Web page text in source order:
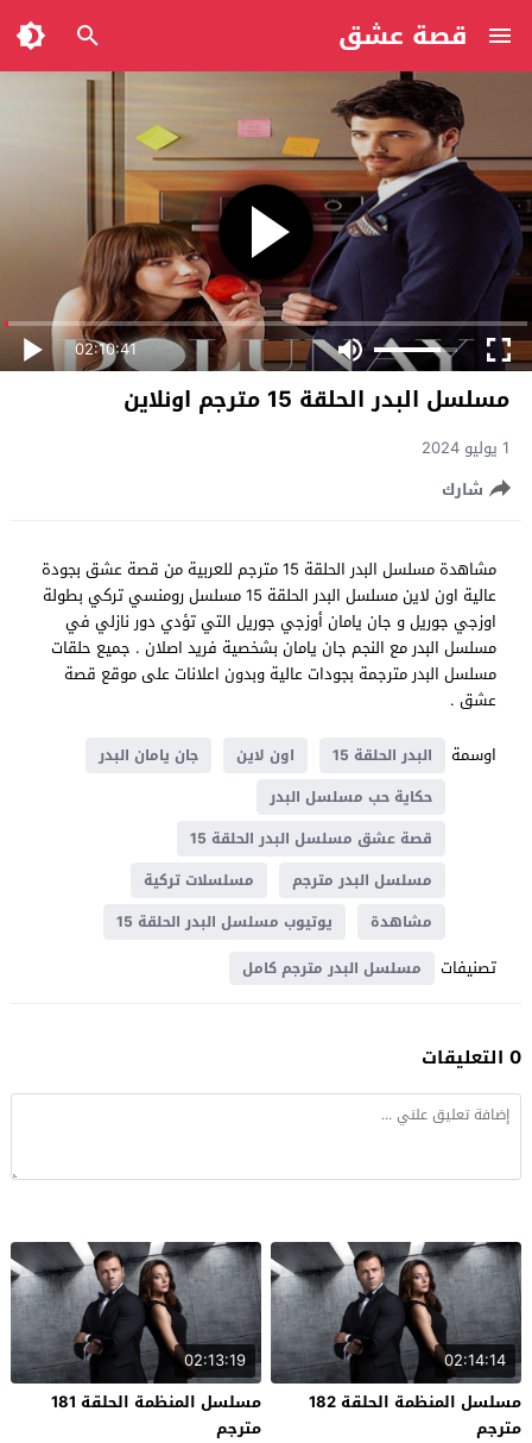
قصة عشق
02:10:41
مسلسل البدر الحلقة 15 مترجم اونلاين
1 يوليو 2024
شارك
مشاهدة مسلسل البدر الحلقة 15 مترجم للعربية من قصة عشق بجودة
عالية اون لاين مسلسل البدر الحلقة 15 مسلسل رومنسي تركي بطولة
اوزجي جوريل و جان يامان أوزجي جوريل التي تؤدي دور نازلي في
مسلسل البدر مع النجم جان يامان بشخصية فريد اصلان . جميع حلقات
مسلسل البدر مترجمة بجودات عالية وبدون اعلانات على موقع قصة
عشق .
اوسمة
البدر الحلقة 15 اون لاين
جان يامان البدر
حكاية حب مسلسل البدر
قصة عشق مسلسل البدر الحلقة 15
مسلسل البدر مترجم
مسلسلات تركية
مشاهدة
يوتيوب مسلسل البدر الحلقة 15
تصنيفات مسلسل البدر مترجم كامل
0 التعليقات
02:14:14
مسلسل المنظمة الحلقة 182
مترجم
02:13:19
مسلسل المنظمة الحلقة 181
مترجم